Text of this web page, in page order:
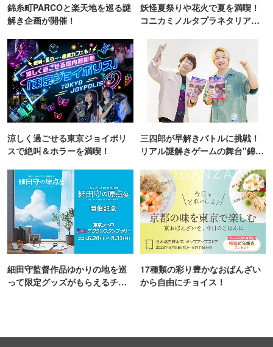
錦糸町PARCOと楽天地を巡る謎
解き企画が開催！
妖怪夏祭りや花火で夏を満喫！
コニカミノルタプラネタリア
涼しく過ごせる東京ジョイポリ
スで絶叫＆ホラーを満喫！
三四郎が早解きバトルに挑戦！
リアル謎解きゲームの舞台"錦糸
細田守監督作品ゆかりの地を巡
って限定グッズがもらえるチャ
17種類の彩り豊かなおばんざい
から自由にチョイス！